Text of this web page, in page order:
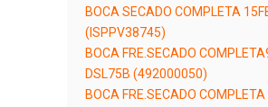
BOCA SECADO COMPLETA
(ISPPV38745)
BOCA FRE.SECADO
DSL75B (492000050)
BOCA FRE.SECADO COMPLETA